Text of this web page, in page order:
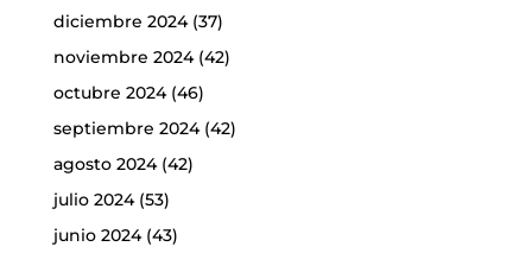
diciembre 2024(37)
noviembre 2024(42)
octubre 2024(46)
septiembre 2024(42)
agosto 2024(42)
julio 2024(53)
junio 2024(43)